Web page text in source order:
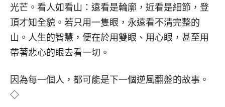
光芒。看人如看山：遠看是輪廓，近看是細節，登
頂才知全貌。若只用一隻眼，永遠看不清完整的
山。人生的智慧，便在於用雙眼、用心眼，甚至用
帶著悲心的眼去看一切。
因為每一個人，都可能是下一個逆風翻盤的故事。
◇